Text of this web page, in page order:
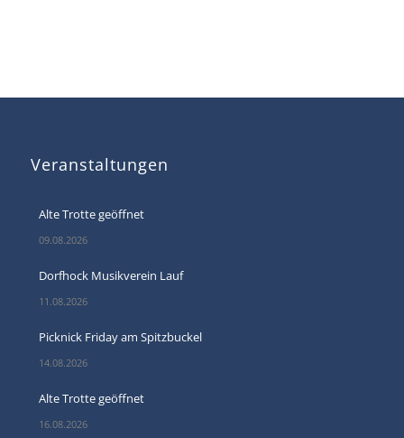
Veranstaltungen
Alte Trotte geöffnet
09.08.2026
Dorfhock Musikverein Lauf
11.08.2026
Picknick Friday am Spitzbuckel
14.08.2026
Alte Trotte geöffnet
16.08.2026